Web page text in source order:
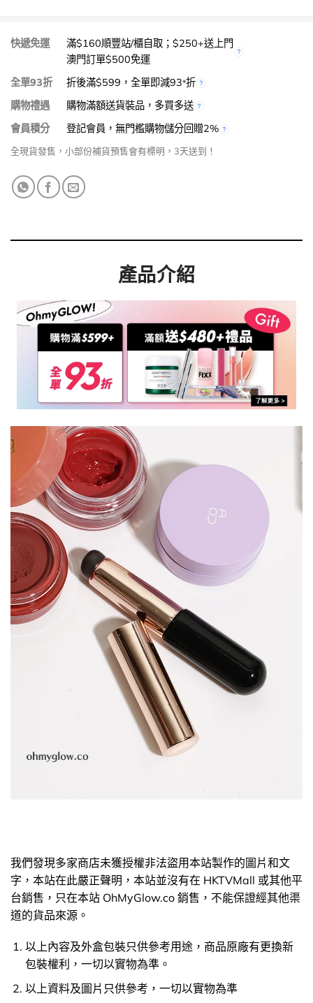
快遞免運
滿$160順豐站/櫃自取；$250+送上門
澳門訂單$500免運
全單93折
折後滿$599，全單即減93*折
購物禮遇
購物滿額送貨裝品，多買多送
會員積分
登記會員，無門檻購物儲分回贈2%
全現貨發售，小部份補貨預售會有標明，3天送到！
產品介紹
我們發現多家商店未獲授權非法盜用本站製作的圖片和文
字，本站在此嚴正聲明，本站並沒有在 HKTVMall 或其他平
台銷售，只在本站 OhMyGlow.co 銷售，不能保證經其他渠
道的貨品來源。
以上內容及外盒包裝只供參考用途，商品原廠有更換新
包裝權利，一切以實物為準。
以上資料及圖片只供參考，一切以實物為準